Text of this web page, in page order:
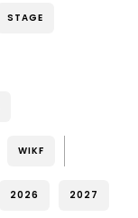
STAGE
WIKF
2026 2027